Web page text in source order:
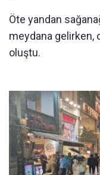
Öte yandan
meydana gelirken,
oluştu.